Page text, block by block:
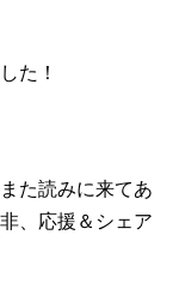
た！
た読みに来てあ
、応援＆シェア